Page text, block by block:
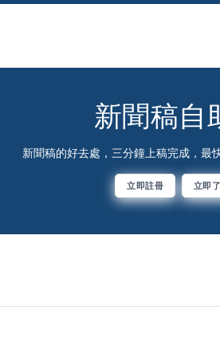
新聞稿自
新聞稿的好去處，三分鐘上稿完成，最
立即註冊 立即